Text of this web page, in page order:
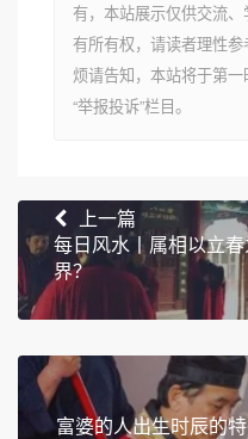
有，本站展示仅供交流
有所有权，请读者理性
烦请告知，本站将于第
“举报投诉”栏目。
上一篇
每日风水丨属相以立
界？
富婆的人出生时辰的